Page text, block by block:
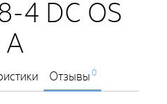
4 DC OS
A
Отзывы0